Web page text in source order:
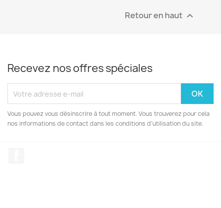
Retour en haut 
Recevez nos offres spéciales
Vous pouvez vous désinscrire à tout moment. Vous trouverez pour cela
nos informations de contact dans les conditions d'utilisation du site.